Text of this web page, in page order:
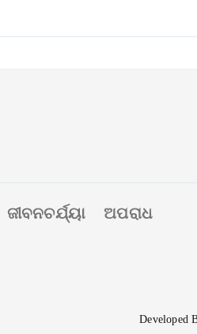
ଜୀବନଚର୍ଯ୍ୟା
ଅପରାଧ
Developed